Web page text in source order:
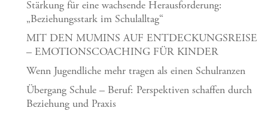
Stärkung für eine wachsende Herausforderung:
„Beziehungsstark im Schulalltag“
MIT DEN MUMINS AUF ENTDECKUNGSREISE
– EMOTIONSCOACHING FÜR KINDER
Wenn Jugendliche mehr tragen als einen Schulranzen
Übergang Schule – Beruf: Perspektiven schaffen durch
Beziehung und Praxis